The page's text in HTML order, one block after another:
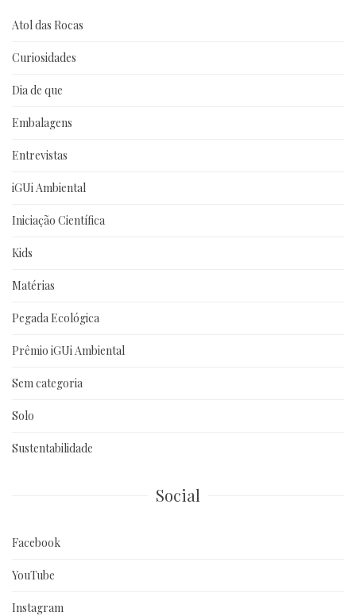
Atol das Rocas
Curiosidades
Dia de que
Embalagens
Entrevistas
iGUi Ambiental
Iniciação Científica
Kids
Matérias
Pegada Ecológica
Prêmio iGUi Ambiental
Sem categoria
Solo
Sustentabilidade
Social
Facebook
YouTube
Instagram